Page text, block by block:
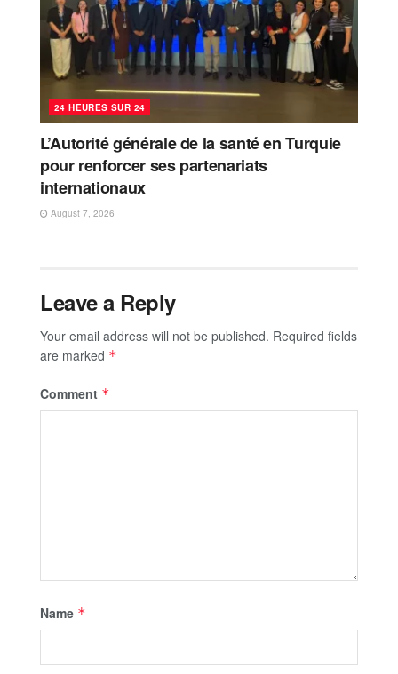
24 HEURES SUR 24
L’Autorité générale de la santé en Turquie
pour renforcer ses partenariats
internationaux
August 7, 2026
Leave a Reply
Your email address will not be published. Required fields
are marked *
Comment *
Name *